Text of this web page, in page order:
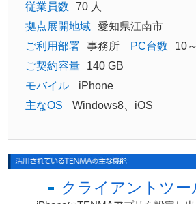
従業員数
70 人
拠点展開地域
愛知県江南市
ご利用部署
事務所 PC台数
10
ご契約容量
140 GB
モバイル
iPhone
主なOS
Windows8、iOS
クライアントツー